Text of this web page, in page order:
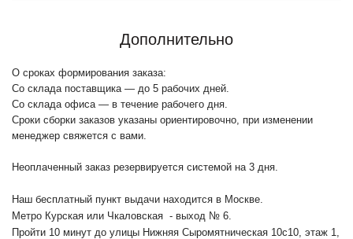
Дополнительно
О сроках формирования заказа:
Со склада поставщика — до 5 рабочих дней.
Со склада офиса — в течение рабочего дня.
Сроки сборки заказов указаны ориентировочно, при изменении
менеджер свяжется с вами.
Неоплаченный заказ резервируется системой на 3 дня.
Наш бесплатный пункт выдачи находится в Москве.
Метро Курская или Чкаловская - выход № 6.
Пройти 10 минут до улицы Нижняя Сыромятническая 10с10, этаж 1,